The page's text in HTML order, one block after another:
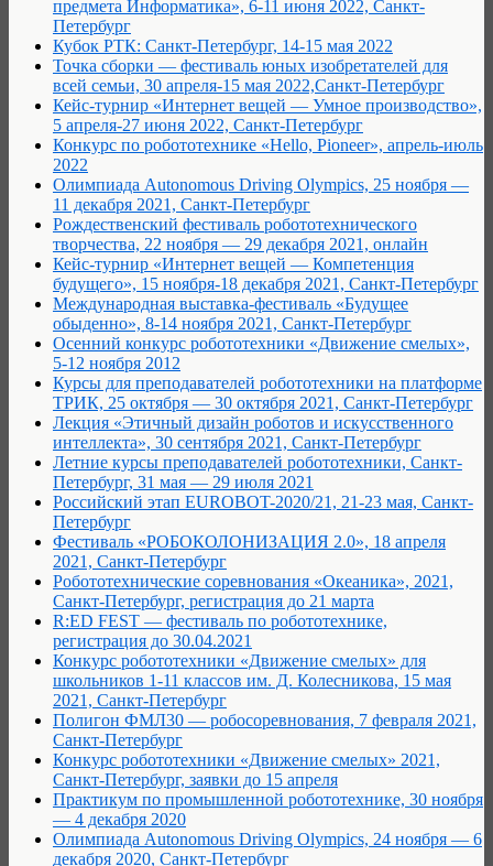
предмета Информатика», 6-11 июня 2022, Санкт-
Петербург
Кубок РТК: Санкт-Петербург, 14-15 мая 2022
Точка сборки — фестиваль юных изобретателей для
всей семьи, 30 апреля-15 мая 2022,Санкт-Петербург
Кейс-турнир «Интернет вещей — Умное производство»,
5 апреля-27 июня 2022, Санкт-Петербург
Конкурс по робототехнике «Hello, Pioneer», апрель-июль
2022
Олимпиада Autonomous Driving Olympics, 25 ноября —
11 декабря 2021, Санкт-Петербург
Рождественский фестиваль робототехнического
творчества, 22 ноября — 29 декабря 2021, онлайн
Кейс-турнир «Интернет вещей — Компетенция
будущего», 15 ноября-18 декабря 2021, Санкт-Петербург
Международная выставка-фестиваль «Будущее
обыденно», 8-14 ноября 2021, Санкт-Петербург
Осенний конкурс робототехники «Движение смелых»,
5-12 ноября 2012
Курсы для преподавателей робототехники на платформе
ТРИК, 25 октября — 30 октября 2021, Санкт-Петербург
Лекция «Этичный дизайн роботов и искусственного
интеллекта», 30 сентября 2021, Санкт-Петербург
Летние курсы преподавателей робототехники, Санкт-
Петербург, 31 мая — 29 июля 2021
Российский этап EUROBOT-2020/21, 21-23 мая, Санкт-
Петербург
Фестиваль «РОБОКОЛОНИЗАЦИЯ 2.0», 18 апреля
2021, Санкт-Петербург
Робототехнические соревнования «Океаника», 2021,
Санкт-Петербург, регистрация до 21 марта
R:ED FEST — фестиваль по робототехнике,
регистрация до 30.04.2021
Конкурс робототехники «Движение смелых» для
школьников 1-11 классов им. Д. Колесникова, 15 мая
2021, Санкт-Петербург
Полигон ФМЛ30 — робосоревнования, 7 февраля 2021,
Санкт-Петербург
Конкурс робототехники «Движение смелых» 2021,
Санкт-Петербург, заявки до 15 апреля
Практикум по промышленной робототехнике, 30 ноября
— 4 декабря 2020
Олимпиада Autonomous Driving Olympics, 24 ноября — 6
декабря 2020, Санкт-Петербург